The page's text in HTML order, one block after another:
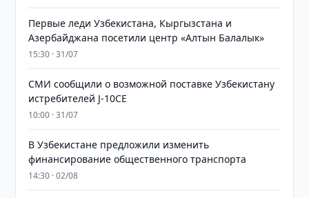
Первые леди Узбекистана, Кыргызстана и
Азербайджана посетили центр «Алтын Балалык»
15:30 · 31/07
СМИ сообщили о возможной поставке Узбекистану
истребителей J-10CE
10:00 · 31/07
В Узбекистане предложили изменить
финансирование общественного транспорта
14:30 · 02/08